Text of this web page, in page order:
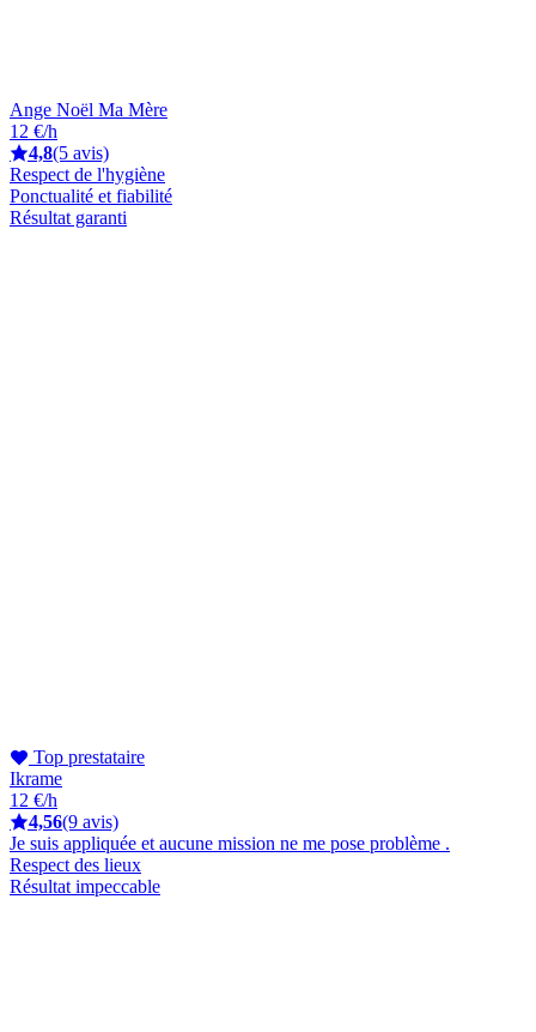
Ange Noël Ma Mère
12 €/h
4,8(5 avis)
Respect de l'hygiène
Ponctualité et fiabilité
Résultat garanti
Top prestataire
Ikrame
12 €/h
4,56(9 avis)
Je suis appliquée et aucune mission ne me pose problème .
Respect des lieux
Résultat impeccable